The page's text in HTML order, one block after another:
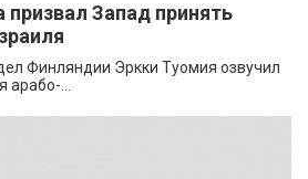
призвал Запад принять
Финляндии Эркки Туомия озвучил
...